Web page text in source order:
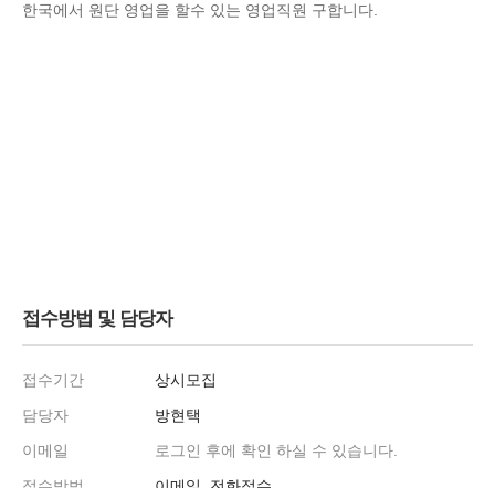
한국에서 원단 영업을 할수 있는 영업직원 구합니다.
접수방법 및 담당자
접수기간
상시모집
담당자
방현택
이메일
로그인 후에 확인 하실 수 있습니다.